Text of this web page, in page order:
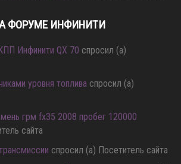
ФОРУМЕ ИНФИНИТИ
Инфинити QX 70 спросил (а)
уровня топлива спросил (а)
грм fx35 2008 пробег 120000
сайта
спросил (а) Посетитель сайта